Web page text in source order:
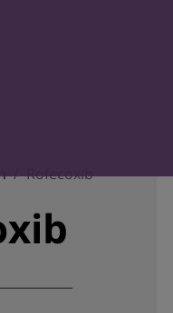
Rofecoxib